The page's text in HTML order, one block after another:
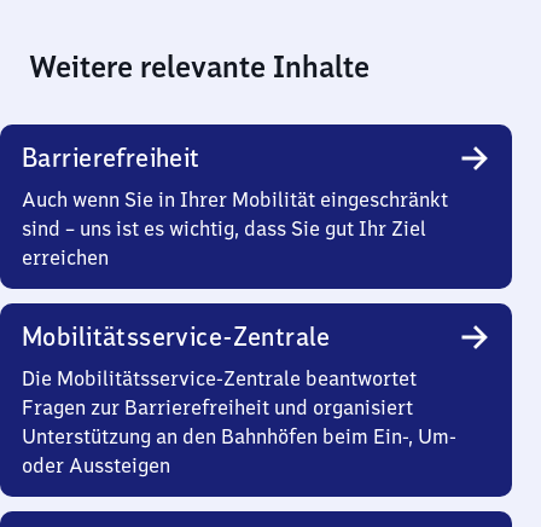
Weitere relevante Inhalte
Barrierefreiheit
Auch wenn Sie in Ihrer Mobilität eingeschränkt
sind – uns ist es wichtig, dass Sie gut Ihr Ziel
erreichen
Mobilitätsservice-Zentrale
Die Mobilitätsservice-Zentrale beantwortet
Fragen zur Barrierefreiheit und organisiert
Unterstützung an den Bahnhöfen beim Ein-, Um-
oder Aussteigen